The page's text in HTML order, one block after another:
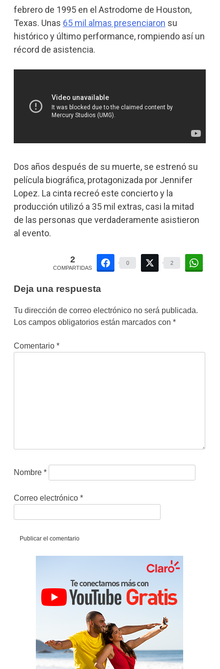
febrero de 1995 en el Astrodome de Houston,
Texas. Unas 65 mil almas presenciaron su
histórico y último performance, rompiendo así un
récord de asistencia.
Dos años después de su muerte, se estrenó su
película biográfica, protagonizada por Jennifer
Lopez. La cinta recreó este concierto y la
producción utilizó a 35 mil extras, casi la mitad
de las personas que verdaderamente asistieron
al evento.
2
COMPARTIDAS
0 2
Deja una respuesta
Tu dirección de correo electrónico no será publicada.
Los campos obligatorios están marcados con *
Comentario *
Nombre *
Correo electrónico *